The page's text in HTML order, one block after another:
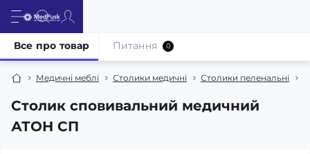
Медичні меблі Столики медичні Столики пеленальні
Столик сповивальний медичний
АТОН СП
Все про товар Питання 0